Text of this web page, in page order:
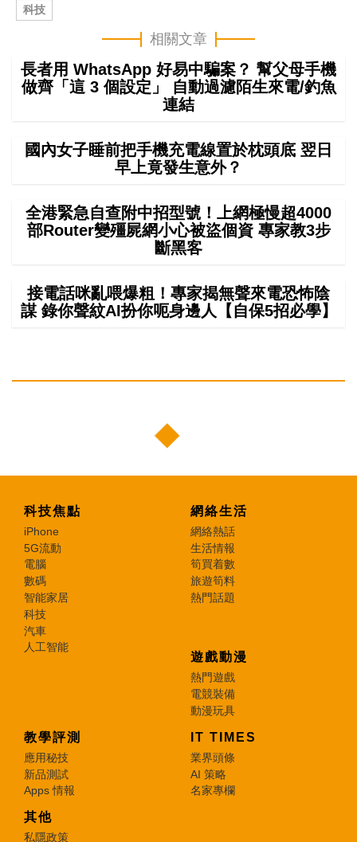
科技
相關文章
長者用 WhatsApp 好易中騙案？ 幫父母手機
做齊「這 3 個設定」 自動過濾陌生來電/釣魚
連結
國內女子睡前把手機充電線置於枕頭底 翌日
早上竟發生意外？
全港緊急自查附中招型號！上網極慢超4000
部Router變殭屍網小心被盜個資 專家教3步
斷黑客
接電話咪亂喂爆粗！專家揭無聲來電恐怖陰
謀 錄你聲紋AI扮你呃身邊人【自保5招必學】
科技焦點
iPhone
5G流動
電腦
數碼
智能家居
科技
汽車
人工智能
網絡生活
網絡熱話
生活情報
筍買着數
旅遊筍料
熱門話題
遊戲動漫
熱門遊戲
電競裝備
動漫玩具
教學評測
應用秘技
新品測試
Apps 情報
IT TIMES
業界頭條
AI 策略
名家專欄
其他
私隱政策